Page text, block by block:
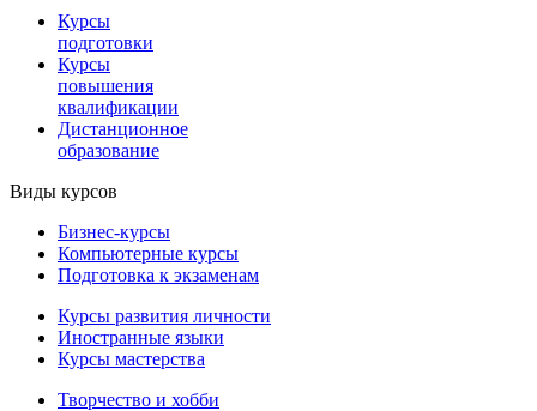
Курсы
подготовки
Курсы
повышения
квалификации
Дистанционное
образование
Виды курсов
Бизнес-курсы
Компьютерные курсы
Подготовка к экзаменам
Курсы развития личности
Иностранные языки
Курсы мастерства
Творчество и хобби